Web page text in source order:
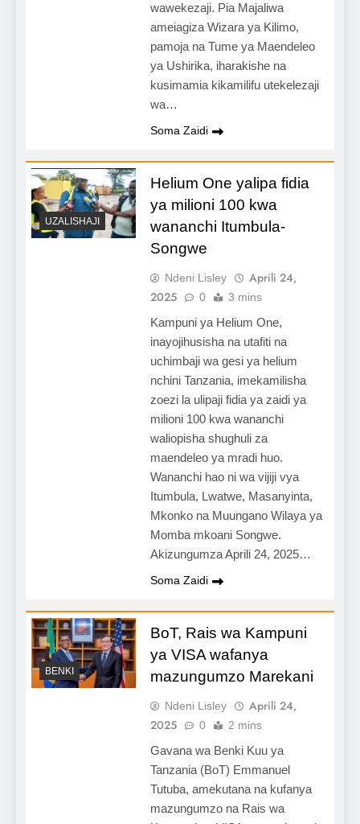
wawekezaji. Pia Majaliwa
ameiagiza Wizara ya Kilimo,
pamoja na Tume ya Maendeleo
ya Ushirika, iharakishe na
kusimamia kikamilifu utekelezaji
wa…
Soma Zaidi
UZALISHAJI
Helium One yalipa fidia
ya milioni 100 kwa
wananchi Itumbula-
Songwe
Ndeni Lisley
Aprili 24,
2025
0 3 mins
Kampuni ya Helium One,
inayojihusisha na utafiti na
uchimbaji wa gesi ya helium
nchini Tanzania, imekamilisha
zoezi la ulipaji fidia ya zaidi ya
milioni 100 kwa wananchi
waliopisha shughuli za
maendeleo ya mradi huo.
Wananchi hao ni wa vijiji vya
Itumbula, Lwatwe, Masanyinta,
Mkonko na Muungano Wilaya ya
Momba mkoani Songwe.
Akizungumza Aprili 24, 2025…
Soma Zaidi
BENKI
BoT, Rais wa Kampuni
ya VISA wafanya
mazungumzo Marekani
Ndeni Lisley
Aprili 24,
2025
0 2 mins
Gavana wa Benki Kuu ya
Tanzania (BoT) Emmanuel
Tutuba, amekutana na kufanya
mazungumzo na Rais wa